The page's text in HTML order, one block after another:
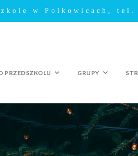
w Polkowicach, tel.
PRZEDSZKOLU GRUPY